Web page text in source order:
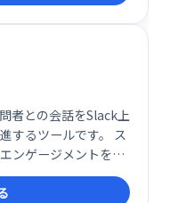
者との会話をSlack上
するツールです。 ス
ンゲージメントを高
ェブサイトへのアク
におすすめです。